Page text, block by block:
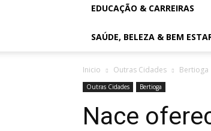
EDUCAÇÃO & CARREIRAS
SAÚDE, BELEZA & BEM
Inicio Outras Cidades Bertioga
Outras Cidades Bertioga
Nace